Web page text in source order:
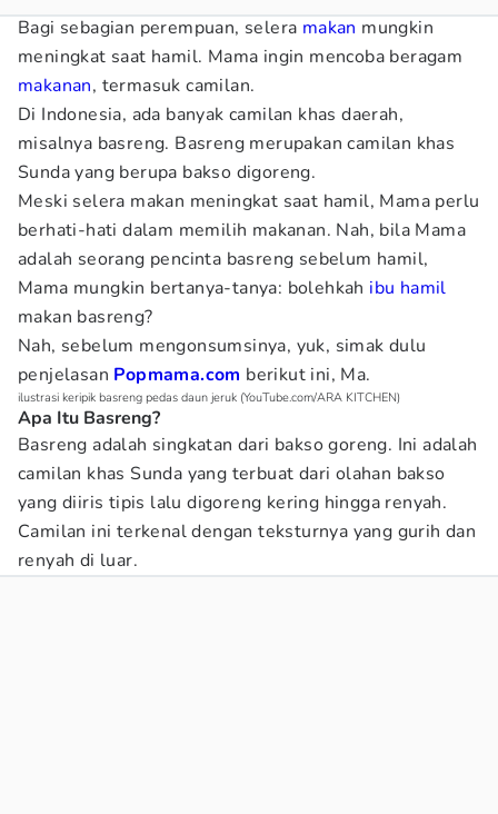
Bagi sebagian perempuan, selera makan mungkin
meningkat saat hamil. Mama ingin mencoba beragam
makanan, termasuk camilan.
Di Indonesia, ada banyak camilan khas daerah,
misalnya basreng. Basreng merupakan camilan khas
Sunda yang berupa bakso digoreng.
Meski selera makan meningkat saat hamil, Mama perlu
berhati-hati dalam memilih makanan. Nah, bila Mama
adalah seorang pencinta basreng sebelum hamil,
Mama mungkin bertanya-tanya: bolehkah ibu hamil
makan basreng?
Nah, sebelum mengonsumsinya, yuk, simak dulu
penjelasan Popmama.com berikut ini, Ma.
ilustrasi keripik basreng pedas daun jeruk (YouTube.com/ARA KITCHEN)
Apa Itu Basreng?
Basreng adalah singkatan dari bakso goreng. Ini adalah
camilan khas Sunda yang terbuat dari olahan bakso
yang diiris tipis lalu digoreng kering hingga renyah.
Camilan ini terkenal dengan teksturnya yang gurih dan
renyah di luar.